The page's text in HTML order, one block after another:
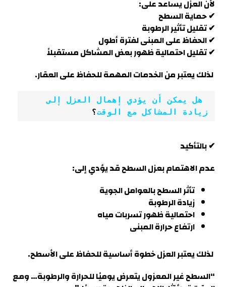
لأن العزل يساعد على:
✔ حماية السطح
✔ تقليل تأثير الرطوبة
✔ الحفاظ على المبنى لفترة أطول
✔ تقليل احتمالية ظهور بعض المشاكل مستقبلاً
لذلك يعتبر من الخدمات المهمة للحفاظ على العقار.
هل يمكن أن يؤدي إهمال العزل إلى
زيادة المشاكل مع الوقت؟
✔ بالتأكيد
عدم الاهتمام بعزل السطح قد يؤدي إلى:
تأثر السطح بالعوامل الجوية
زيادة الرطوبة
احتمالية ظهور تسربات مياه
ارتفاع حرارة المبنى
لذلك يعتبر العزل خطوة أساسية للحفاظ على الأسطح.
“السطح غير المعزول يتعرض يوميًا للحرارة والرطوبة… ومع